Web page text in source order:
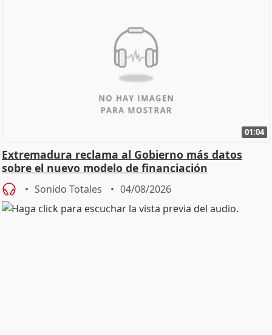
01:04
Extremadura reclama al Gobierno más datos
sobre el nuevo modelo de financiación
Sonido Totales 04/08/2026